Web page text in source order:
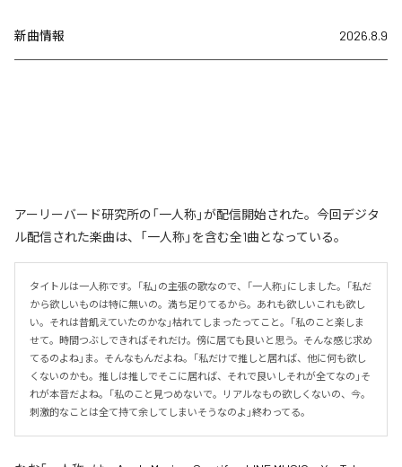
新曲情報 2026.8.9
アーリーバード研究所の「一人称」が配信開始された。今回デジタ
ル配信された楽曲は、「一人称」を含む全1曲となっている。
タイトルは一人称です。「私」の主張の歌なので、「一人称」にしました。「私だ
から欲しいものは特に無いの。満ち足りてるから。あれも欲しいこれも欲し
い。それは昔飢えていたのかな」枯れてしまったってこと。「私のこと楽しま
せて。時間つぶしできればそれだけ。傍に居ても良いと思う。そんな感じ求め
てるのよね」ま。そんなもんだよね。「私だけで推しと居れば、他に何も欲し
くないのかも。推しは推しでそこに居れば、それで良いしそれが全てなの」そ
れが本音だよね。「私のこと見つめないで。リアルなもの欲しくないの、今。
刺激的なことは全て持て余してしまいそうなのよ」終わってる。